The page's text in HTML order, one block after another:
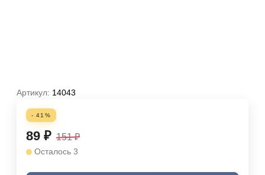
Артикул: 14043
- 41%
89 ₽ 151 ₽
Осталось 3